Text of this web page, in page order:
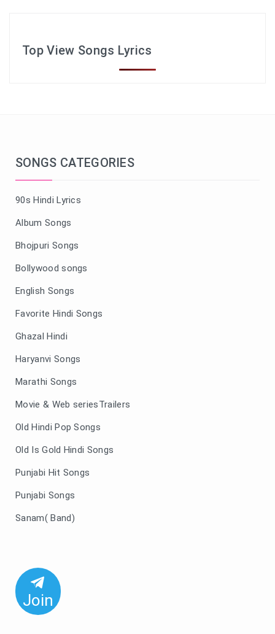
Top View Songs Lyrics
SONGS CATEGORIES
90s Hindi Lyrics
Album Songs
Bhojpuri Songs
Bollywood songs
English Songs
Favorite Hindi Songs
Ghazal Hindi
Haryanvi Songs
Marathi Songs
Movie & Web seriesTrailers
Old Hindi Pop Songs
Old Is Gold Hindi Songs
Punjabi Hit Songs
Punjabi Songs
Sanam( Band)
Join